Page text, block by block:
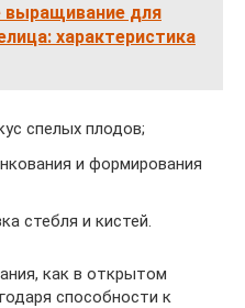
выращивание для
характеристика
спелых плодов;
и формирования
стебля и кистей.
как в открытом
способности к